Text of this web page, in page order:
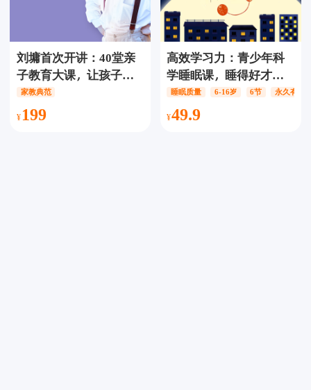
刘墉首次开讲：40堂亲
子教育大课，让孩子情
商高，会学习、有教养
家教典范
199
高效学习力：青少年科
学睡眠课，睡得好才能
学得好，睡眠真的很重
要
睡眠质量 6-16岁 6节 永久有效
49.9